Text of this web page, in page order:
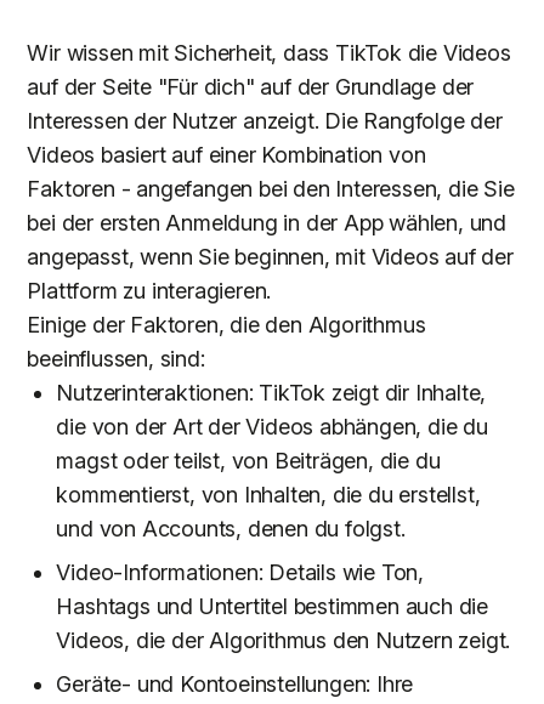
Wir wissen mit Sicherheit, dass TikTok die Videos
auf der Seite "Für dich" auf der Grundlage der
Interessen der Nutzer anzeigt. Die Rangfolge der
Videos basiert auf einer Kombination von
Faktoren - angefangen bei den Interessen, die Sie
bei der ersten Anmeldung in der App wählen, und
angepasst, wenn Sie beginnen, mit Videos auf der
Plattform zu interagieren.
Einige der Faktoren, die den Algorithmus
beeinflussen, sind:
Nutzerinteraktionen: TikTok zeigt dir Inhalte,
die von der Art der Videos abhängen, die du
magst oder teilst, von Beiträgen, die du
kommentierst, von Inhalten, die du erstellst,
und von Accounts, denen du folgst.
Video-Informationen: Details wie Ton,
Hashtags und Untertitel bestimmen auch die
Videos, die der Algorithmus den Nutzern zeigt.
Geräte- und Kontoeinstellungen: Ihre